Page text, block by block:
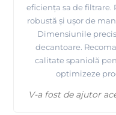
eficiența sa de
robustă și ușor de
Dimensiunile
decantoare.
calitate spaniolă
optimizeze
V-a fost de ajutor